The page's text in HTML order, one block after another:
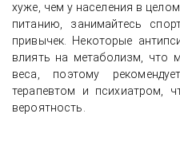
хуже, чем у населения в
питанию, занимайтесь
привычек. Некоторые
влиять на метаболизм, что
веса, поэтому
терапевтом и психиатром,
вероятность.